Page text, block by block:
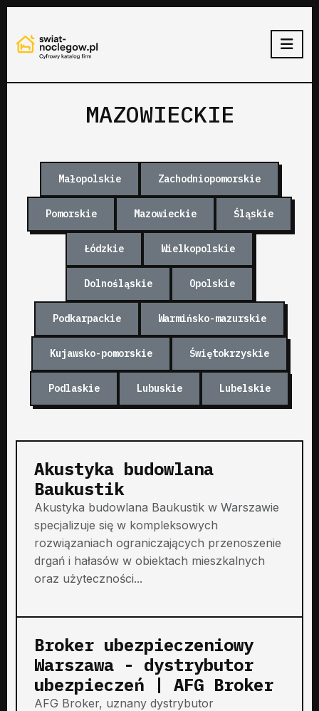
MAZOWIECKIE
Małopolskie Zachodniopomorskie
Pomorskie Mazowieckie Śląskie
Łódzkie Wielkopolskie
Dolnośląskie Opolskie
Podkarpackie Warmińsko-mazurskie
Kujawsko-pomorskie Świętokrzyskie
Podlaskie Lubuskie Lubelskie
Akustyka budowlana
Baukustik
Akustyka budowlana Baukustik w Warszawie
specjalizuje się w kompleksowych
rozwiązaniach ograniczających przenoszenie
drgań i hałasów w obiektach mieszkalnych
oraz użyteczności...
Broker ubezpieczeniowy
Warszawa - dystrybutor
ubezpieczeń | AFG Broker
AFG Broker, uznany dystrybutor